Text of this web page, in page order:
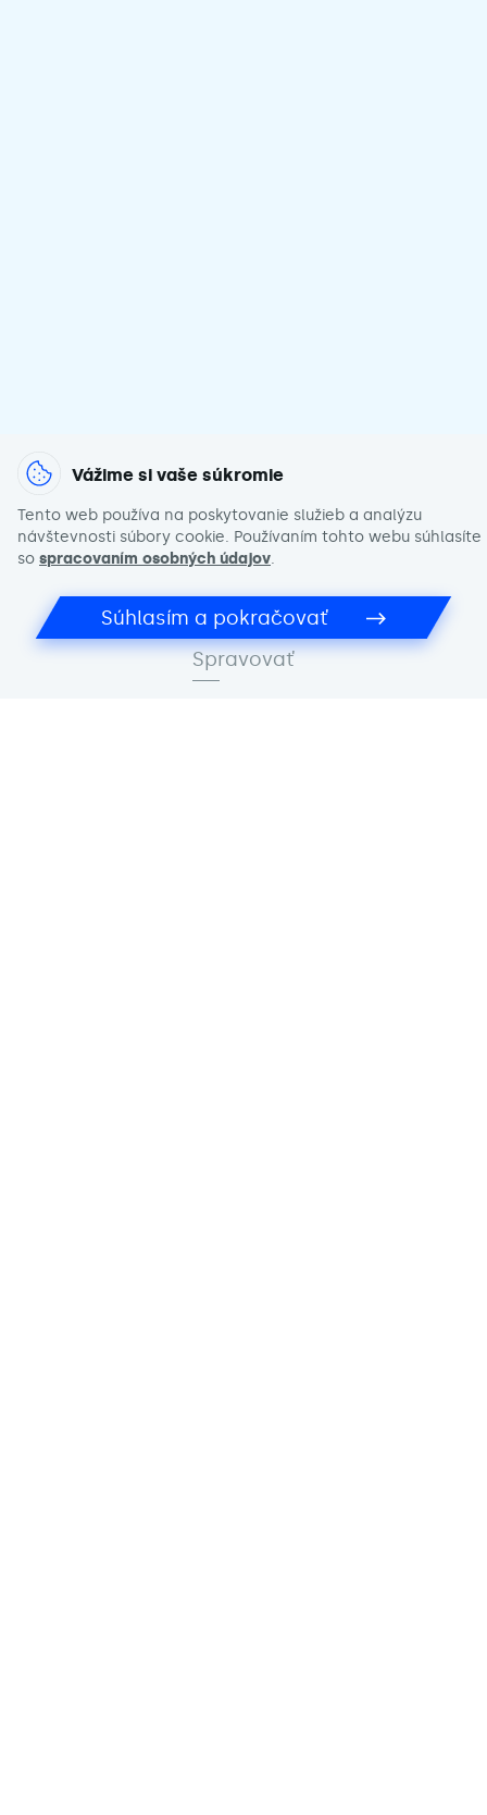
Vážime si vaše súkromie
Tento web používa na poskytovanie služieb a analýzu
návštevnosti súbory cookie. Používaním tohto webu súhlasíte
so spracovaním osobných údajov.
Súhlasím a pokračovať
Spravovať
Spravovať